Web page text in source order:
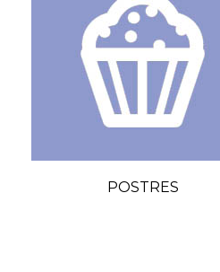
POSTRES